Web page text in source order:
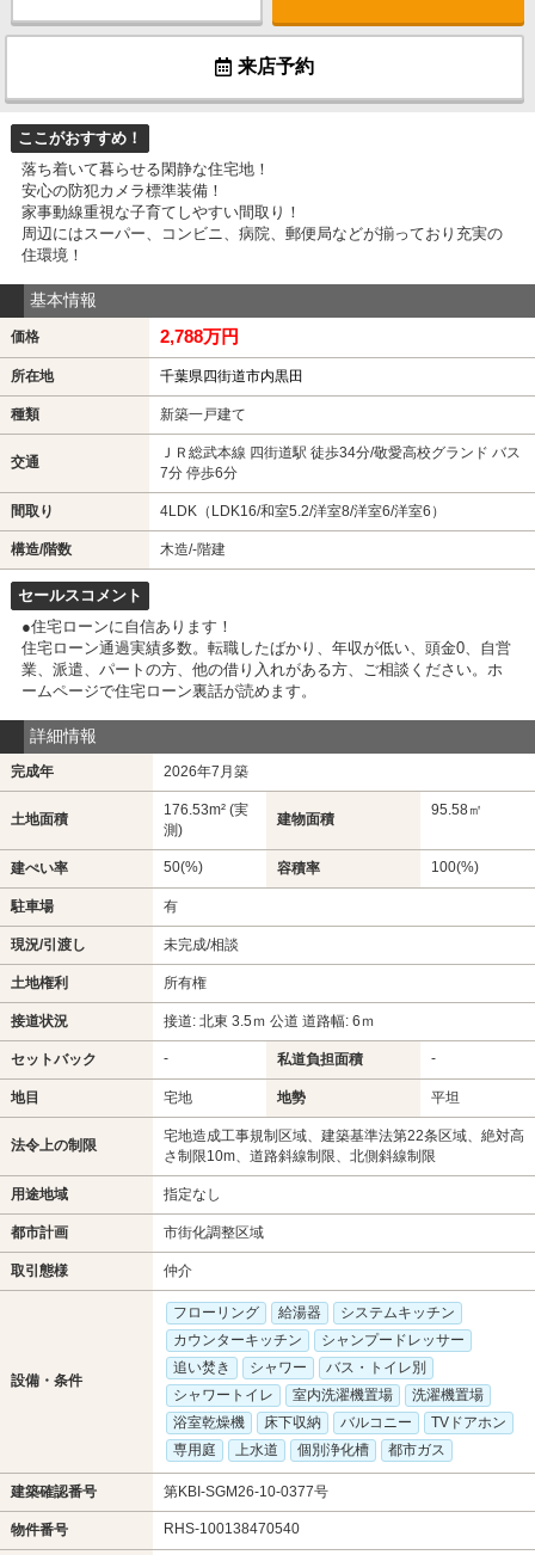
来店予約
ここがおすすめ！
落ち着いて暮らせる閑静な住宅地！
安心の防犯カメラ標準装備！
家事動線重視な子育てしやすい間取り！
周辺にはスーパー、コンビニ、病院、郵便局などが揃っており充実の
住環境！
基本情報
価格 2,788万円
所在地 千葉県四街道市内黒田
種類 新築一戸建て
交通
ＪＲ総武本線 四街道駅 徒歩34分/敬愛高校グランド バス
7分 停歩6分
間取り 4LDK（LDK16/和室5.2/洋室8/洋室6/洋室6）
構造/階数 木造/-階建
セールスコメント
●住宅ローンに自信あります！
住宅ローン通過実績多数。転職したばかり、年収が低い、頭金0、自営
業、派遣、パートの方、他の借り入れがある方、ご相談ください。ホ
ームページで住宅ローン裏話が読めます。
詳細情報
完成年 2026年7月築
土地面積
176.53m² (実
測)
建物面積
95.58㎡
建ぺい率 50(%) 容積率 100(%)
駐車場 有
現況/引渡し 未完成/相談
土地権利 所有権
接道状況 接道: 北東 3.5ｍ 公道 道路幅: 6ｍ
セットバック - 私道負担面積 -
地目 宅地 地勢 平坦
法令上の制限
宅地造成工事規制区域、建築基準法第22条区域、絶対高
さ制限10m、道路斜線制限、北側斜線制限
用途地域 指定なし
都市計画 市街化調整区域
取引態様 仲介
設備・条件
フローリング 給湯器
システムキッチン
カウンターキッチン
シャンプードレッサー
追い焚き
シャワー
バス・トイレ別
シャワートイレ
室内洗濯機置場
洗濯機置場
浴室乾燥機
床下収納 バルコニー
TVドアホン
専用庭
上水道 個別浄化槽 都市ガス
建築確認番号 第KBI-SGM26-10-0377号
物件番号 RHS-100138470540